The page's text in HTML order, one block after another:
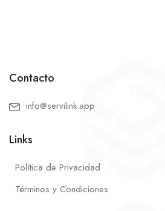
Contacto
info@servilink.app
Links
Política de Privacidad
Términos y Condiciones